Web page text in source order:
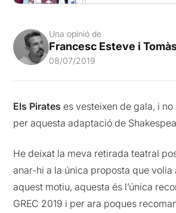
Una opinió de
Francesc Esteve i
08/07/2019
Els Pirates es vesteixen de gala, i
per aquesta adaptació de
He deixat la meva retirada teatral
anar-hi a la única proposta que volia
aquest motiu, aquesta és l’única
GREC 2019 i per ara poques